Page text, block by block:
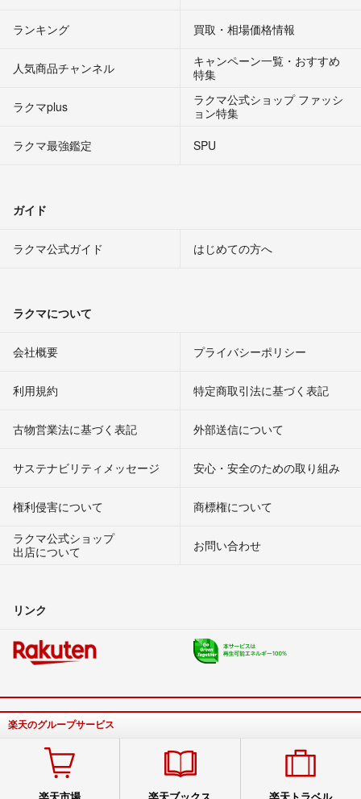
ランキング 買取・相場価格情報
人気商品チャンネル
キャンペーン一覧・おすすめ
特集
ラクマplus
ラクマ公式ショップ ファッシ
ョン特集
ラクマ最強鑑定
SPU
ガイド
ラクマ公式ガイド はじめての方へ
ラクマについて
会社概要 プライバシーポリシー
利用規約 特定商取引法に基づく表記
古物営業法に基づく表記 外部送信について
サステナビリティメッセージ 安心・安全のための取り組み
権利侵害について
商標権について
ラクマ公式ショップ
出店について
お問い合わせ
リンク
楽天のグループサービス